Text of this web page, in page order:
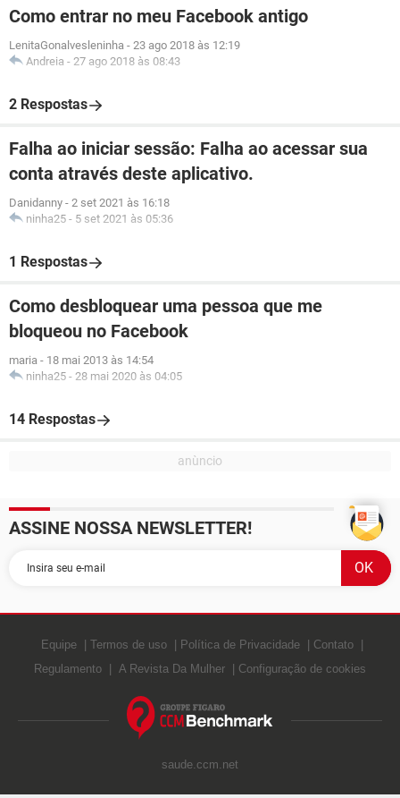
Como entrar no meu Facebook antigo
LenitaGonalvesleninha - 23 ago 2018 às 12:19
Andreia - 27 ago 2018 às 08:43
2 Respostas
Falha ao iniciar sessão: Falha ao acessar sua
conta através deste aplicativo.
Danidanny - 2 set 2021 às 16:18
ninha25 - 5 set 2021 às 05:36
1 Respostas
Como desbloquear uma pessoa que me
bloqueou no Facebook
maria - 18 mai 2013 às 14:54
ninha25 - 28 mai 2020 às 04:05
14 Respostas
ASSINE NOSSA NEWSLETTER!
Equipe Termos de uso Política de Privacidade
Contato
Regulamento
A Revista Da Mulher Configuração de cookies
saude.ccm.net